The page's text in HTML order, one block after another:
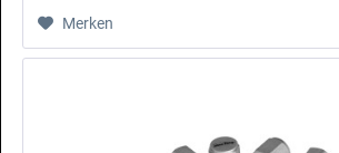
Merken